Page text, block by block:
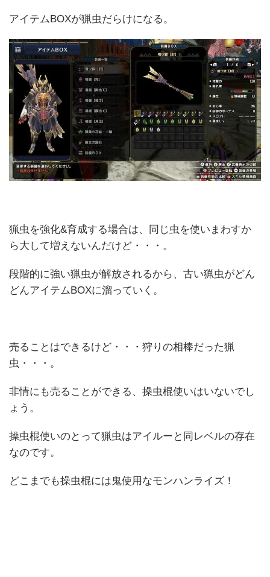
アイテムBOXが猟虫だらけになる。
猟虫を強化&育成する場合は、同じ虫を使いまわすか
ら大して増えないんだけど・・・。
段階的に強い猟虫が解放されるから、古い猟虫がどん
どんアイテムBOXに溜っていく。
売ることはできるけど・・・狩りの相棒だった猟
虫・・・。
非情にも売ることができる、操虫棍使いはいないでし
ょう。
操虫棍使いのとって猟虫はアイルーと同レベルの存在
なのです。
どこまでも操虫棍には鬼使用なモンハンライズ！